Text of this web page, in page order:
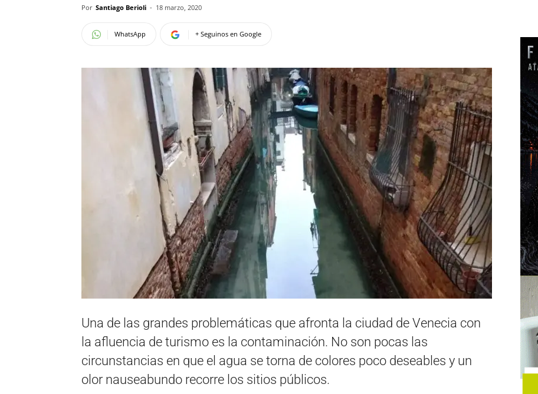
Por Santiago Berioli - 18 marzo, 2020
WhatsApp + Seguinos en Google
Una de las grandes problemáticas que afronta la ciudad de Venecia con
la afluencia de turismo es la contaminación. No son pocas las
circunstancias en que el agua se torna de colores poco deseables y un
olor nauseabundo recorre los sitios públicos.